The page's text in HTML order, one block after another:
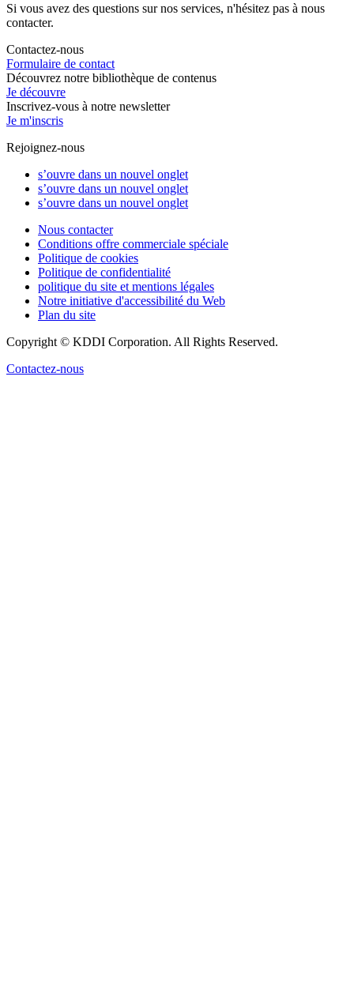
Si vous avez des questions sur nos services, n'hésitez pas à nous
contacter.
Contactez-nous
Formulaire de contact
Découvrez notre bibliothèque de contenus
Je découvre
Inscrivez-vous à notre newsletter
Je m'inscris
Rejoignez-nous
s’ouvre dans un nouvel onglet
s’ouvre dans un nouvel onglet
s’ouvre dans un nouvel onglet
Nous contacter
Conditions offre commerciale spéciale
Politique de cookies
Politique de confidentialité
politique du site et mentions légales
Notre initiative d'accessibilité du Web
Plan du site
Copyright © KDDI Corporation. All Rights Reserved.
Contactez-nous